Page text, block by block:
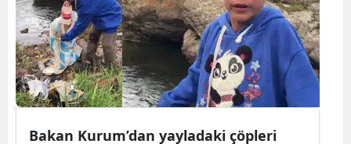
Bakan Kurum’dan yayladaki çöpleri